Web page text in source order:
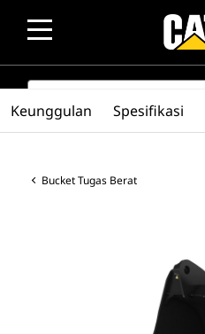
SEARCH
Bucket Tugas Berat
Keunggulan Spesifikasi